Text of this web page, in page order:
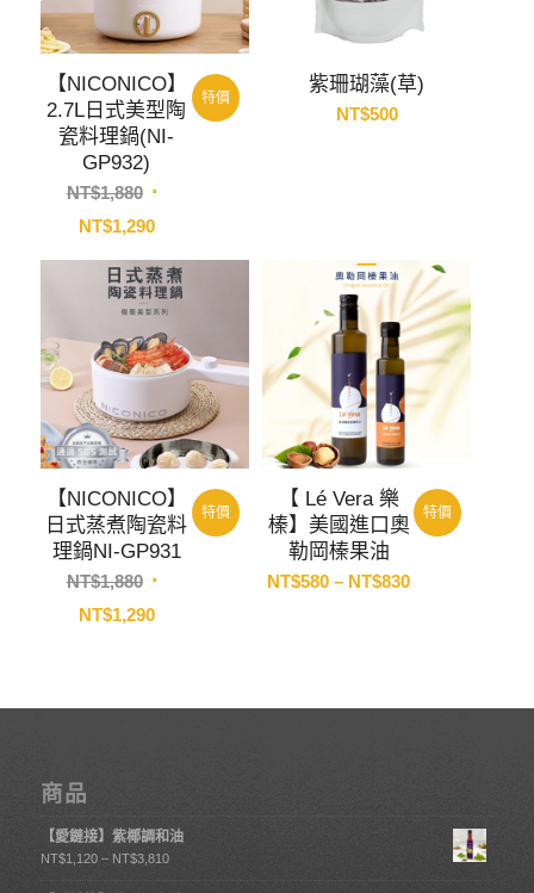
【NICONICO】
2.7L日式美型陶
瓷料理鍋(NI-
GP932)
NT$1,880 原
始
格：
NT$1,880。
NT$1,290目
價
格：
NT$1,290。
特價
紫珊瑚藻(草)
NT$500
【NICONICO】
日式蒸煮陶瓷料
理鍋NI-GP931
NT$1,880 原
始
NT$1,290目
特價
【 Lé Vera 樂
榛】美國進口奧
勒岡榛果油
NT$580 – NT$830價
特價
商品
【愛鏈接】紫椰調和油
NT$1,120 – NT$3,810